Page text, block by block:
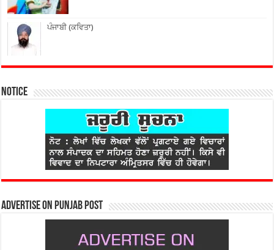
ਪੰਜਾਬੀ (ਕਵਿਤਾ)
Notice
Advertise on Punjab Post